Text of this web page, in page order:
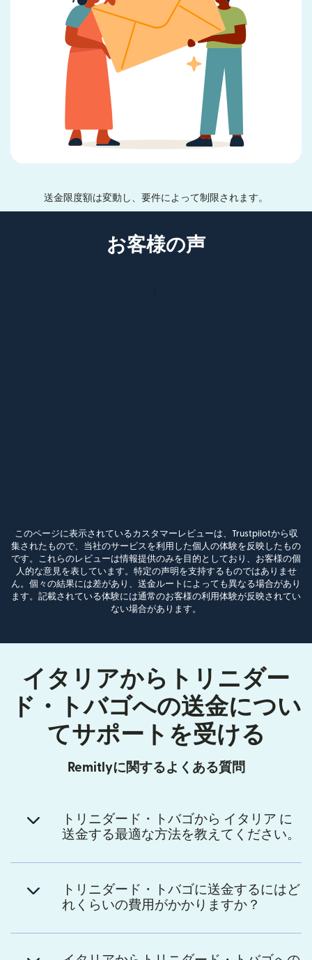
送金限度額は変動し、要件によって制限されます。
お客様の声
このページに表示されているカスタマーレビューは、Trustpilotから収
集されたもので、当社のサービスを利用した個人の体験を反映したもの
です。これらのレビューは情報提供のみを目的としており、お客様の個
人的な意見を表しています。特定の声明を支持するものではありませ
ん。個々の結果には差があり、送金ルートによっても異なる場合があり
ます。記載されている体験には通常のお客様の利用体験が反映されてい
ない場合があります。
イタリアからトリニダー
ド・トバゴへの送金につい
てサポートを受ける
Remitlyに関するよくある質問
トリニダード・トバゴから イタリア に
送金する最適な方法を教えてください。
トリニダード・トバゴに送金するにはど
れくらいの費用がかかりますか？